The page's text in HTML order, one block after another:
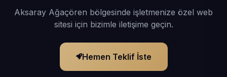
Aksaray Ağaçören bölgesinde işletmenize özel web
sitesi için bizimle iletişime geçin.
Hemen Teklif İste